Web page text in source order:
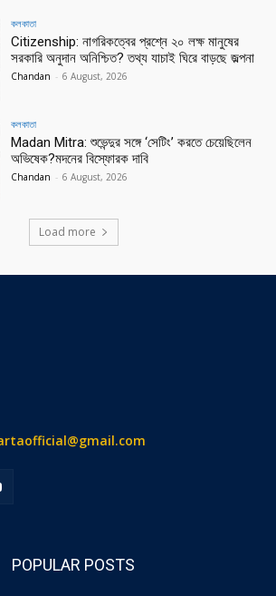
কলকাতা
Citizenship: নাগরিকত্বের প্রশ্নে ২০ লক্ষ মানুষের
সরকারি অনুদান অনিশ্চিত? তথ্য যাচাই ঘিরে বাড়ছে জল্পনা
Chandan - 6 August, 2026
কলকাতা
Madan Mitra: শুভেন্দুর সঙ্গে ‘সেটিং’ করতে চেয়েছিলেন
অভিষেক?মদনের বিস্ফোরক দাবি
Chandan - 6 August, 2026
Load more
POPULAR POSTS